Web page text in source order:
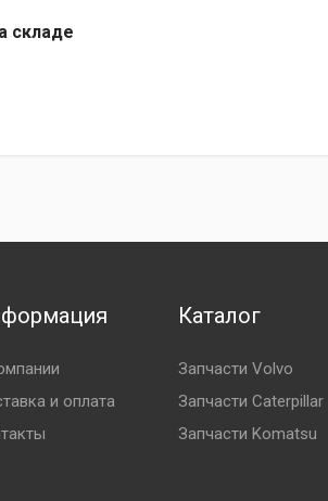
складе
и оплата
Каталог
Запчасти Volvo
Запчасти Caterpillar
Запчасти Komatsu